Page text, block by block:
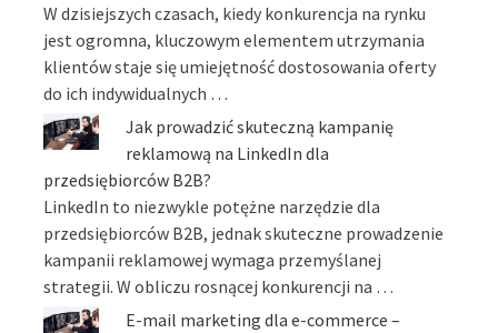
W dzisiejszych czasach, kiedy konkurencja na rynku
jest ogromna, kluczowym elementem utrzymania
klientów staje się umiejętność dostosowania oferty
do ich indywidualnych …
Jak prowadzić skuteczną kampanię
reklamową na LinkedIn dla
przedsiębiorców B2B?
LinkedIn to niezwykle potężne narzędzie dla
przedsiębiorców B2B, jednak skuteczne prowadzenie
kampanii reklamowej wymaga przemyślanej
strategii. W obliczu rosnącej konkurencji na …
E-mail marketing dla e-commerce –